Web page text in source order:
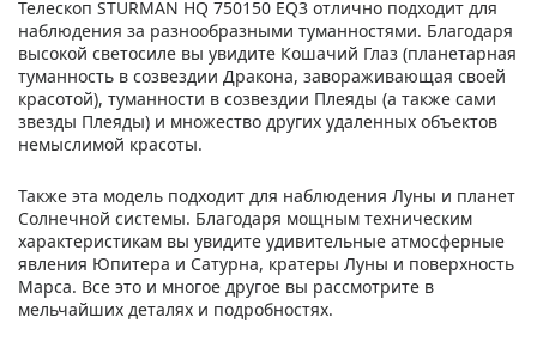
Телескоп STURMAN HQ 750150 EQ3 отлично подходит для
наблюдения за разнообразными туманностями. Благодаря
высокой светосиле вы увидите Кошачий Глаз (планетарная
туманность в созвездии Дракона, завораживающая своей
красотой), туманности в созвездии Плеяды (а также сами
звезды Плеяды) и множество других удаленных объектов
немыслимой красоты.
Также эта модель подходит для наблюдения Луны и планет
Солнечной системы. Благодаря мощным техническим
характеристикам вы увидите удивительные атмосферные
явления Юпитера и Сатурна, кратеры Луны и поверхность
Марса. Все это и многое другое вы рассмотрите в
мельчайших деталях и подробностях.